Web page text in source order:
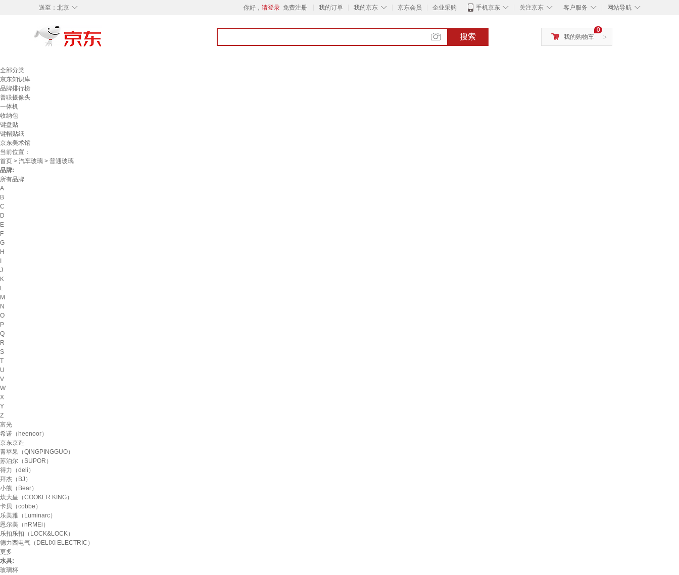
◇
送至： 北京 你好， 请登录 免费注册 我的订单 ◇
我的京东 京东会员 企业采购 ◇
手机京东 ◇
关注京东 ◇
客户服务 ◇
网站导航
搜索 >
0
我的购物车
全部分类
京东知识库
品牌排行榜
普联摄像头
一体机
收纳包
键盘贴
键帽贴纸
京东美术馆
当前位置：
首页 > 汽车玻璃 > 普通玻璃
品牌:
所有品牌
A
B
C
D
E
F
G
H
J
K
L
M
N
O
P
Q
R
S
T
U
V
W
X
Y
Z
富光
希诺（heenoor）
京东京造
青苹果（QINGPINGGUO）
苏泊尔（SUPOR）
得力（deli）
拜杰（BJ）
小熊（Bear）
炊大皇（COOKER KING）
卡贝（cobbe）
乐美雅（Luminarc）
恩尔美（nRMEi）
乐扣乐扣（LOCK&LOCK）
德力西电气（DELIXI ELECTRIC）
更多
水具:
玻璃杯